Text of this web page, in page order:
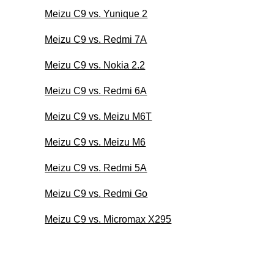
Meizu C9 vs. Yunique 2
Meizu C9 vs. Redmi 7A
Meizu C9 vs. Nokia 2.2
Meizu C9 vs. Redmi 6A
Meizu C9 vs. Meizu M6T
Meizu C9 vs. Meizu M6
Meizu C9 vs. Redmi 5A
Meizu C9 vs. Redmi Go
Meizu C9 vs. Micromax X295